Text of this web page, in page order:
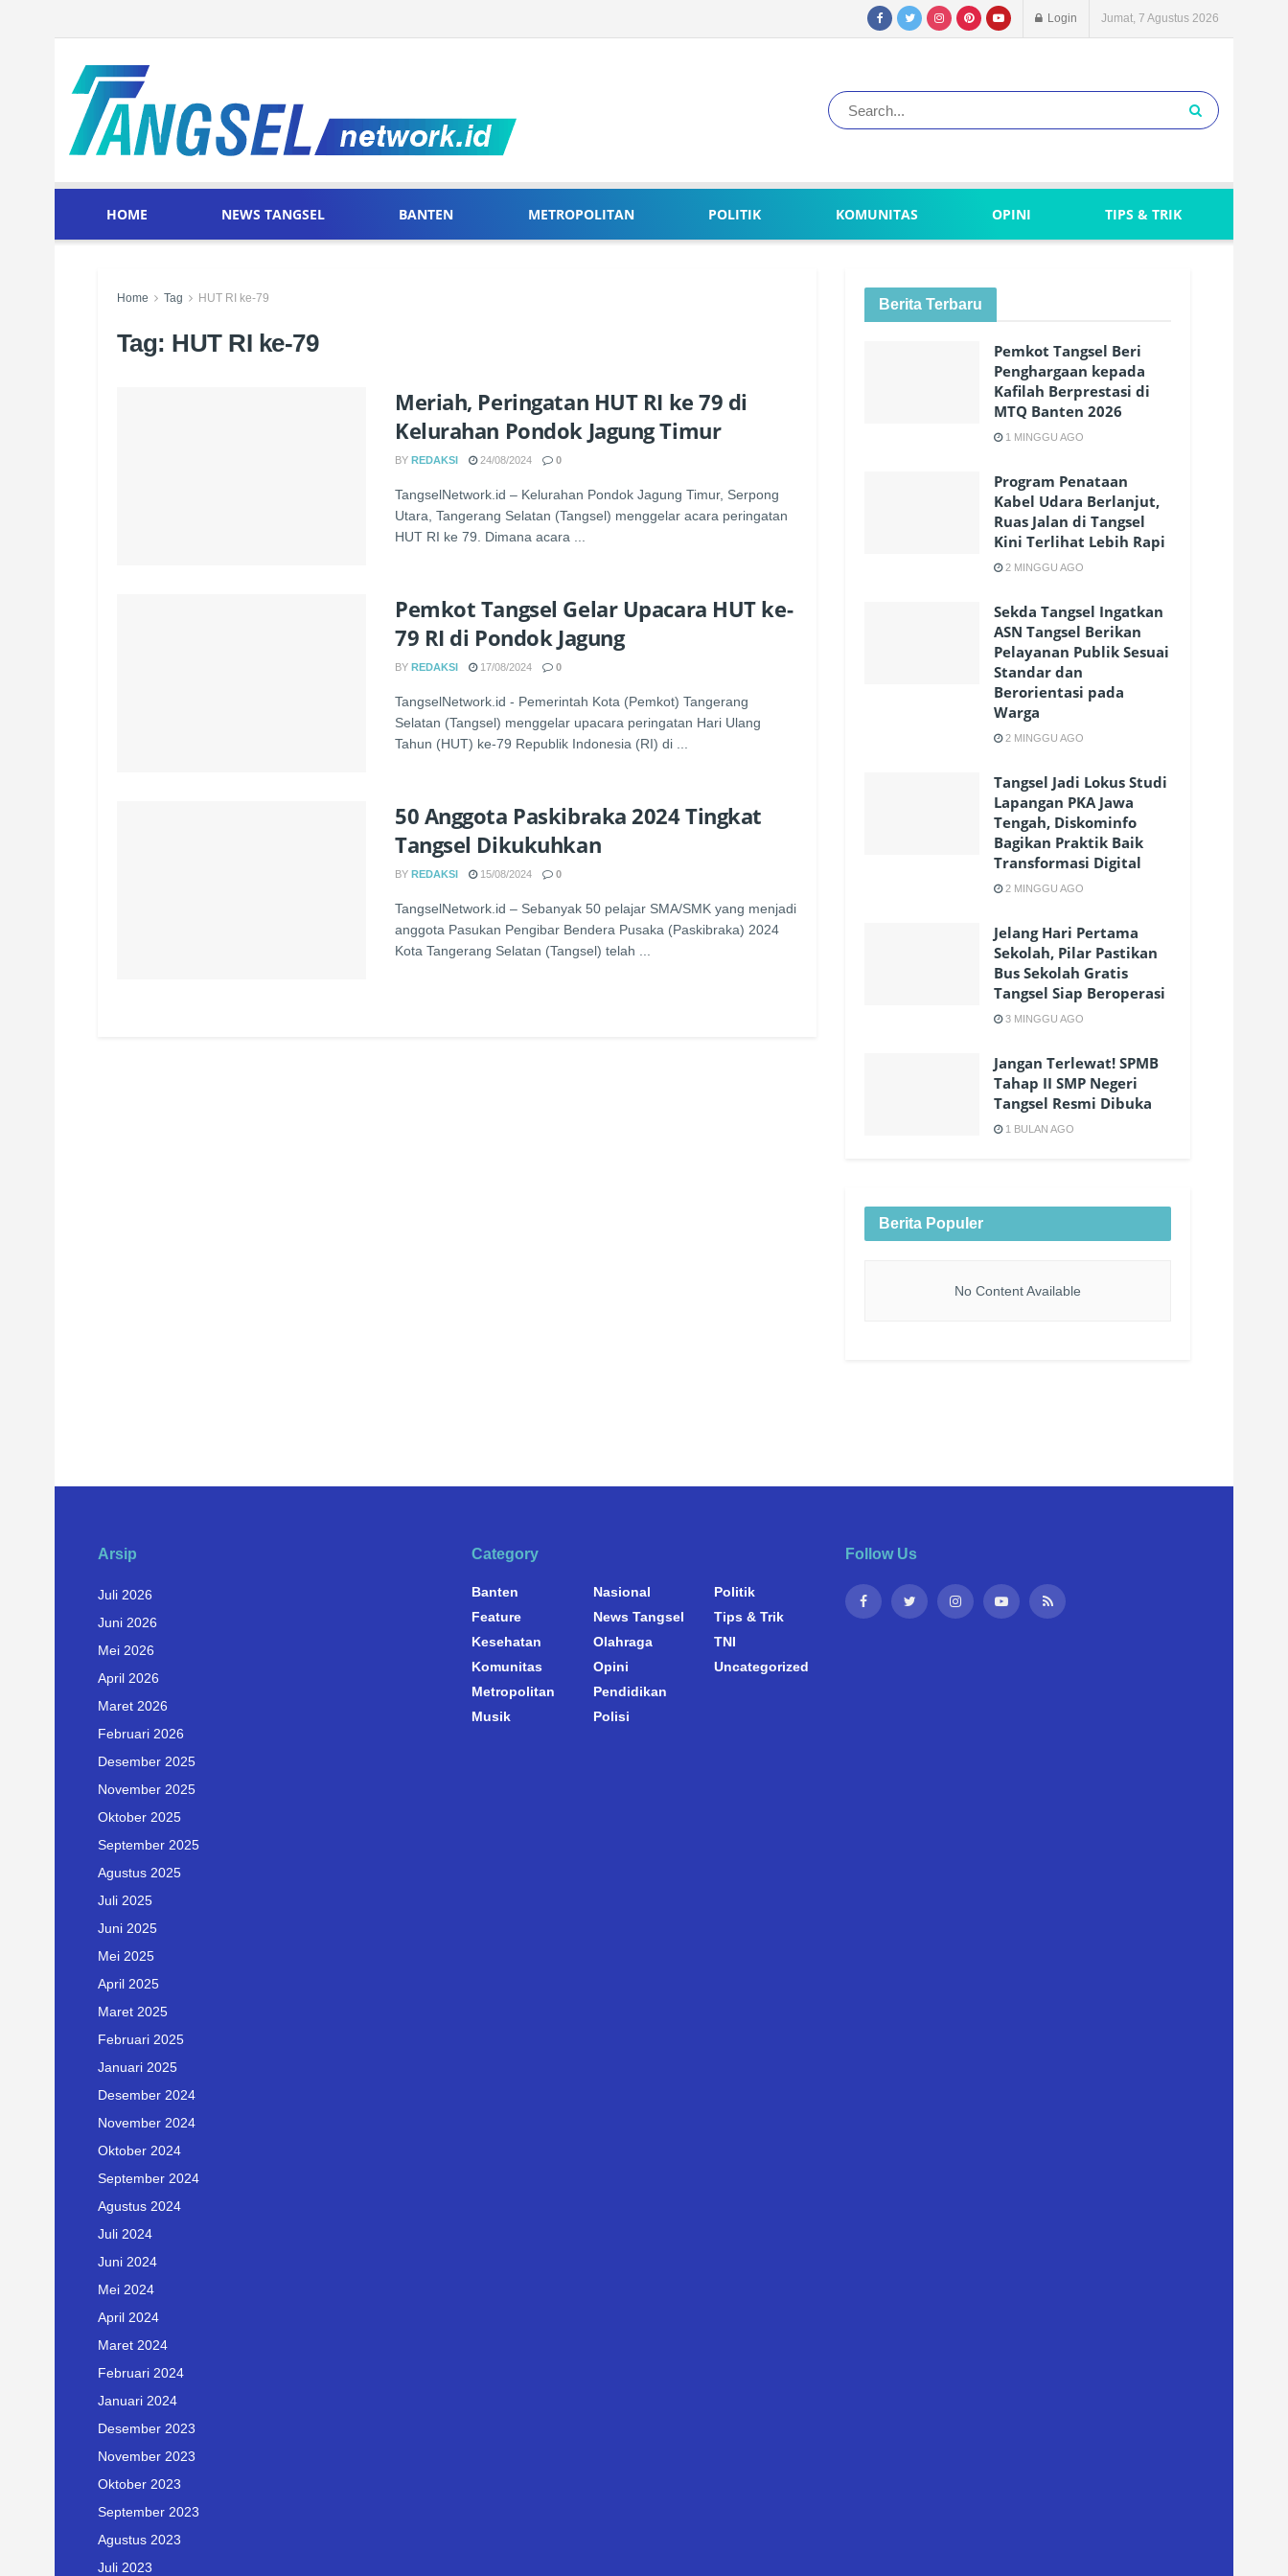
Login Jumat, 7 Agustus 2026
HOME NEWS TANGSEL BANTEN METROPOLITAN POLITIK KOMUNITAS OPINI TIPS & TRIK
Home Tag HUT RI ke-79
Tag: HUT RI ke-79
Meriah, Peringatan HUT RI ke 79 di
Kelurahan Pondok Jagung Timur
BY REDAKSI 24/08/2024 0
TangselNetwork.id – Kelurahan Pondok Jagung Timur, Serpong
Utara, Tangerang Selatan (Tangsel) menggelar acara peringatan
HUT RI ke 79. Dimana acara ...
Pemkot Tangsel Gelar Upacara HUT ke-
79 RI di Pondok Jagung
BY REDAKSI 17/08/2024 0
TangselNetwork.id - Pemerintah Kota (Pemkot) Tangerang
Selatan (Tangsel) menggelar upacara peringatan Hari Ulang
Tahun (HUT) ke-79 Republik Indonesia (RI) di ...
50 Anggota Paskibraka 2024 Tingkat
Tangsel Dikukuhkan
BY REDAKSI 15/08/2024 0
TangselNetwork.id – Sebanyak 50 pelajar SMA/SMK yang menjadi
anggota Pasukan Pengibar Bendera Pusaka (Paskibraka) 2024
Kota Tangerang Selatan (Tangsel) telah ...
Berita Terbaru
Pemkot Tangsel Beri
Penghargaan kepada
Kafilah Berprestasi di
MTQ Banten 2026
1 MINGGU AGO
Program Penataan
Kabel Udara Berlanjut,
Ruas Jalan di Tangsel
Kini Terlihat Lebih Rapi
2 MINGGU AGO
Sekda Tangsel Ingatkan
ASN Tangsel Berikan
Pelayanan Publik Sesuai
Standar dan
Berorientasi pada
Warga
2 MINGGU AGO
Tangsel Jadi Lokus Studi
Lapangan PKA Jawa
Tengah, Diskominfo
Bagikan Praktik Baik
Transformasi Digital
2 MINGGU AGO
Jelang Hari Pertama
Sekolah, Pilar Pastikan
Bus Sekolah Gratis
Tangsel Siap Beroperasi
3 MINGGU AGO
Jangan Terlewat! SPMB
Tahap II SMP Negeri
Tangsel Resmi Dibuka
1 BULAN AGO
Berita Populer
No Content Available
Arsip
Juli 2026
Juni 2026
Mei 2026
April 2026
Maret 2026
Februari 2026
Desember 2025
November 2025
Oktober 2025
September 2025
Agustus 2025
Juli 2025
Juni 2025
Mei 2025
April 2025
Maret 2025
Februari 2025
Januari 2025
Desember 2024
November 2024
Oktober 2024
September 2024
Agustus 2024
Juli 2024
Juni 2024
Mei 2024
April 2024
Maret 2024
Februari 2024
Januari 2024
Desember 2023
November 2023
Oktober 2023
September 2023
Agustus 2023
Juli 2023
Category
Banten
Feature
Kesehatan
Komunitas
Metropolitan
Musik
Nasional
News Tangsel
Olahraga
Opini
Pendidikan
Polisi
Politik
Tips & Trik
TNI
Uncategorized
Follow Us